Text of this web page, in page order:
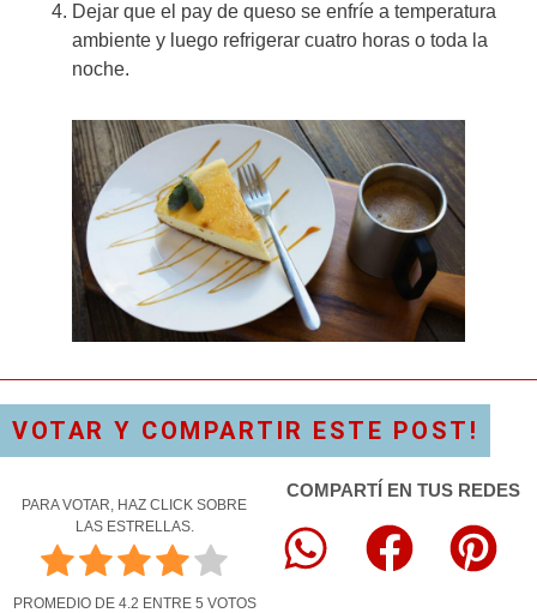
Dejar que el pay de queso se enfríe a temperatura
ambiente y luego refrigerar cuatro horas o toda la
noche.
VOTAR Y COMPARTIR ESTE POST!
PARA VOTAR, HAZ CLICK SOBRE
LAS ESTRELLAS.
PROMEDIO DE 4.2 ENTRE 5 VOTOS
COMPARTÍ EN TUS REDES